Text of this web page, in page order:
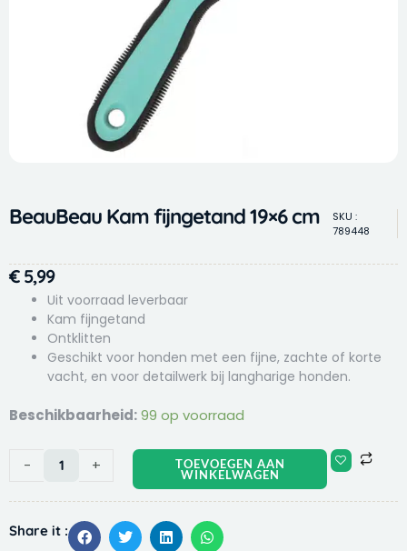
BeauBeau Kam fijngetand 19×6 cm
SKU :
789448
€5,99
Uit voorraad leverbaar
Kam fijngetand
Ontklitten
Geschikt voor honden met een fijne, zachte of korte
vacht, en voor detailwerk bij langharige honden.
Beschikbaarheid:99 op voorraad
-
BeauBeau
+ TOEVOEGEN AAN
WINKELWAGEN
Share it :